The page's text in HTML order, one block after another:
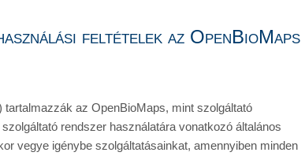
feltételek az OpenBioMaps
tartalmazzák az OpenBioMaps, mint szolgáltató
rendszer használatára vonatkozó általános
vegye igénybe szolgáltatásainkat, amennyiben minden